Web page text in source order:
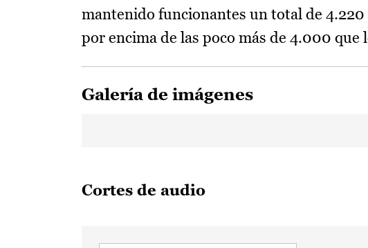
mantenido funcionantes un total de
por encima de las poco más de 4.000
Galería de imágenes
Cortes de audio